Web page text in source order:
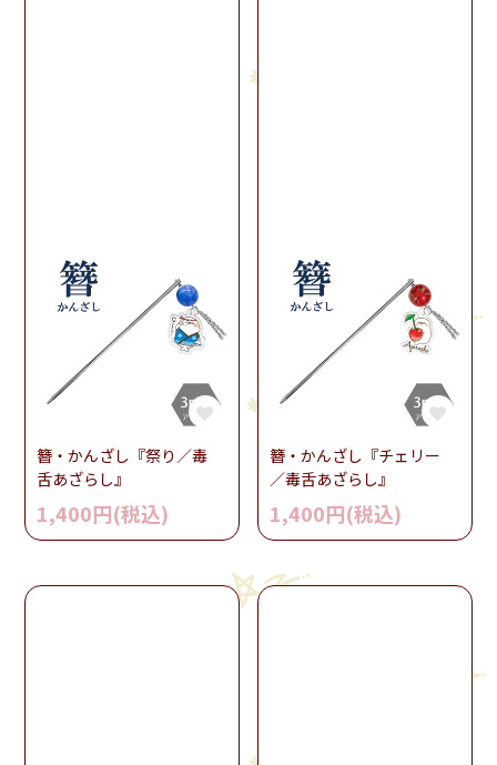
簪・かんざし『祭り／毒
舌あざらし』
1,400円(税込)
簪・かんざし『チェリー
／毒舌あざらし』
1,400円(税込)